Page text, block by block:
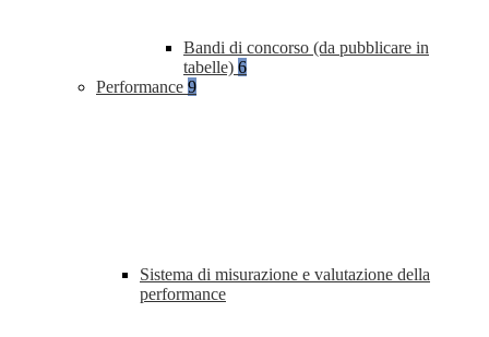
Bandi di concorso (da pubblicare in
tabelle) 6
Performance 9
Sistema di misurazione e valutazione della
performance